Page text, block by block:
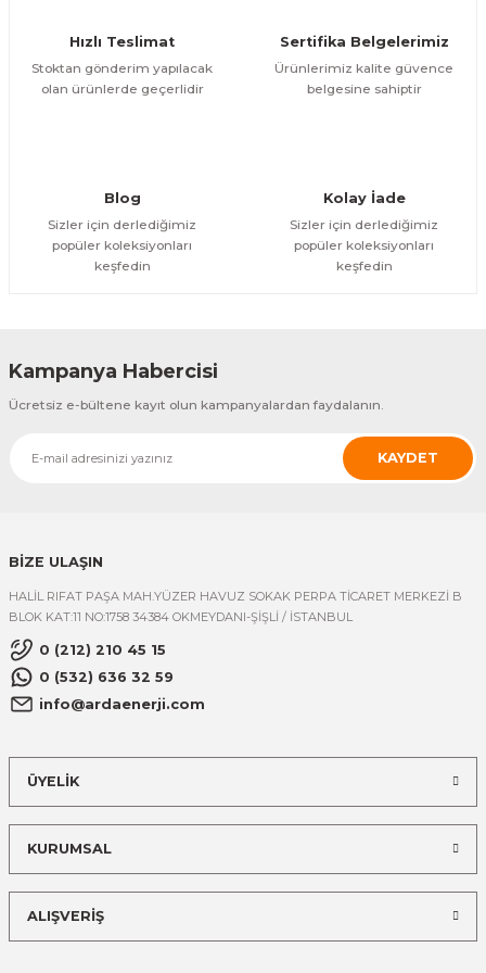
Bu ürüne benzer farklı alternatifler olmalı.
Hızlı Teslimat
Stoktan gönderim yapılacak
olan ürünlerde geçerlidir
Sertifika Belgelerimiz
Ürünlerimiz kalite güvence
belgesine sahiptir
Blog
Sizler için derlediğimiz
popüler koleksiyonları
keşfedin
Kolay İade
Sizler için derlediğimiz
popüler koleksiyonları
keşfedin
Kampanya Habercisi
Ücretsiz e-bültene kayıt olun kampanyalardan faydalanın.
KAYDET
BİZE ULAŞIN
HALİL RIFAT PAŞA MAH.YÜZER HAVUZ SOKAK PERPA TİCARET MERKEZİ B
BLOK KAT:11 NO:1758 34384 OKMEYDANI-ŞİŞLİ / İSTANBUL
0 (212) 210 45 15
0 (532) 636 32 59
info@ardaenerji.com
ÜYELİK
KURUMSAL
ALIŞVERİŞ